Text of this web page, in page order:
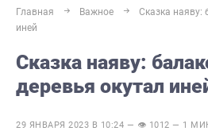
Главная Важное
Сказка наяву:
иней
Сказка наяву:
деревья окутал
29 ЯНВАРЯ 2023 В 10:24 — 👁 1012 — 1